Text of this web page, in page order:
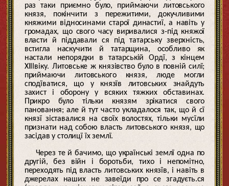
раз таки приємно було, приймаючи литовського
князя, покінчити з пережитими, докучливими
княжими відносинами старої династиї, а навіть у
громадах, що свого часу виривалися з-під княжої
власти й піддавали ся під татарську зверхність,
встигла наскучити й татарщина, особливо як
настали непорядки в татарській Ордї, з кінцем
XIIIвіку. Литовське ж князівство було в повній силї;
приймаючи литовського князя, люде могли
сподїватися, що у князїв литовських знайдуть
захист і оборону у всяких тяжких обставинах.
Прикро було тільки князям зрікатися свого
пановання; але й тут часто укладалося так, що й сї
князї зіставалися на своїх волостях, тільки мусїли
признати над собою власть литовського князя, що
засідав у столицї їх землї.
Через те й бачимо, що українські землї одна по
другій, без війн і боротьби, тихо і непомітно,
переходять під власть литовських князїв, і навіть в
джерелах наших не завеїди про се згадуєть.ся